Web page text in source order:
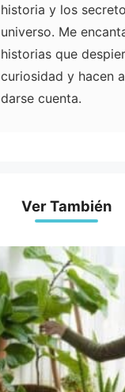
historia y los
universo. Me
historias que
curiosidad y hacen
darse cuenta.
Ver También